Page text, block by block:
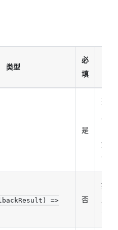
类型
必
填
是
整数
数，
=>
否
接口
调函